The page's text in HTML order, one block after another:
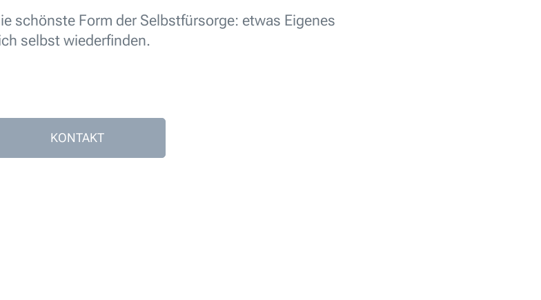
schönste Form der Selbstfürsorge: etwas Eigenes
selbst wiederfinden.
KONTAKT